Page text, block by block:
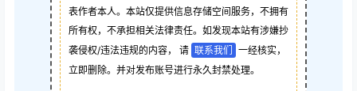
表作者本人。本站仅提供信息存储空间服务，不拥有
所有权，不承担相关法律责任。如发现本站有涉嫌抄
袭侵权/违法违规的内容， 请 联系我们
一经核实，
立即删除。并对发布账号进行永久封禁处理。